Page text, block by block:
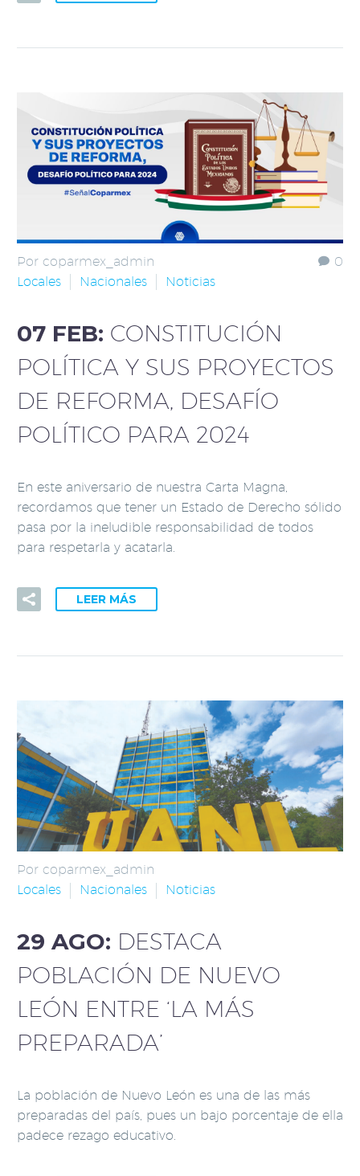
0
Por coparmex_admin
Locales
Nacionales Noticias
07 FEB: CONSTITUCIÓN
POLÍTICA Y SUS PROYECTOS
DE REFORMA, DESAFÍO
POLÍTICO PARA 2024
En este aniversario de nuestra Carta Magna,
recordamos que tener un Estado de Derecho sólido
pasa por la ineludible responsabilidad de todos
para respetarla y acatarla.
LEER MÁS
Por coparmex_admin
Locales
Nacionales Noticias
29 AGO: DESTACA
POBLACIÓN DE NUEVO
LEÓN ENTRE ‘LA MÁS
PREPARADA’
La población de Nuevo León es una de las más
preparadas del país, pues un bajo porcentaje de ella
padece rezago educativo.